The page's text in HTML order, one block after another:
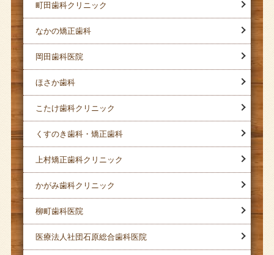
町田歯科クリニック
なかの矯正歯科
岡田歯科医院
ほさか歯科
こたけ歯科クリニック
くすのき歯科・矯正歯科
上村矯正歯科クリニック
かがみ歯科クリニック
柳町歯科医院
医療法人社団石原総合歯科医院